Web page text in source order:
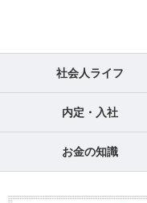
社会人ライフ
内定・入社
お金の知識